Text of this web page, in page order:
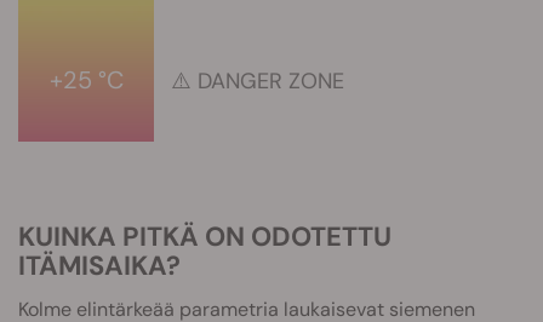
+25 °C ⚠️ DANGER ZONE
KUINKA PITKÄ ON ODOTETTU
ITÄMISAIKA?
Kolme elintärkeää parametria laukaisevat siemenen